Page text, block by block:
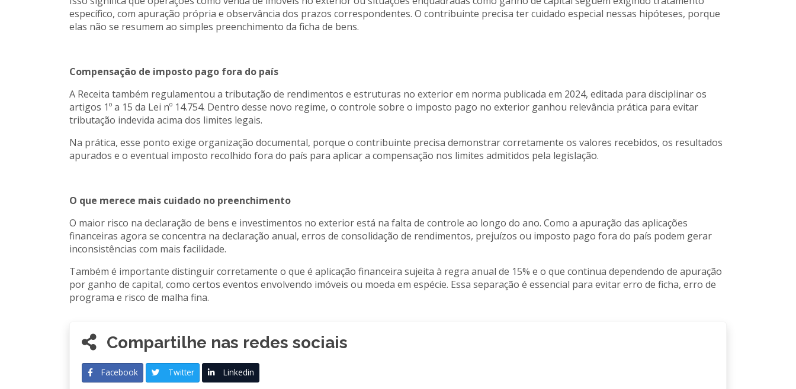
específico, com apuração própria e observância dos prazos correspondentes. O contribuinte precisa ter cuidado especial nessas hipóteses, porque
elas não se resumem ao simples preenchimento da ficha de bens.
Compensação de imposto pago fora do país
A Receita também regulamentou a tributação de rendimentos e estruturas no exterior em norma publicada em 2024, editada para disciplinar os
artigos 1º a 15 da Lei nº 14.754. Dentro desse novo regime, o controle sobre o imposto pago no exterior ganhou relevância prática para evitar
tributação indevida acima dos limites legais.
Na prática, esse ponto exige organização documental, porque o contribuinte precisa demonstrar corretamente os valores recebidos, os resultados
apurados e o eventual imposto recolhido fora do país para aplicar a compensação nos limites admitidos pela legislação.
O que merece mais cuidado no preenchimento
O maior risco na declaração de bens e investimentos no exterior está na falta de controle ao longo do ano. Como a apuração das aplicações
financeiras agora se concentra na declaração anual, erros de consolidação de rendimentos, prejuízos ou imposto pago fora do país podem gerar
inconsistências com mais facilidade.
Também é importante distinguir corretamente o que é aplicação financeira sujeita à regra anual de 15% e o que continua dependendo de apuração
por ganho de capital, como certos eventos envolvendo imóveis ou moeda em espécie. Essa separação é essencial para evitar erro de ficha, erro de
programa e risco de malha fina.
Compartilhe nas redes sociais
Facebook Twitter Linkedin